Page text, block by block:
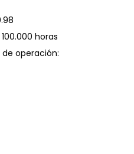
horas
operación: